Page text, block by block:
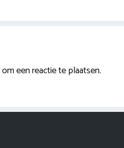
om een reactie te plaatsen.